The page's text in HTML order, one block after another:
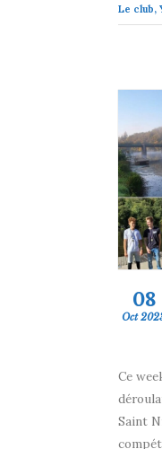
Le club,
08
Oct
Ce
Saint